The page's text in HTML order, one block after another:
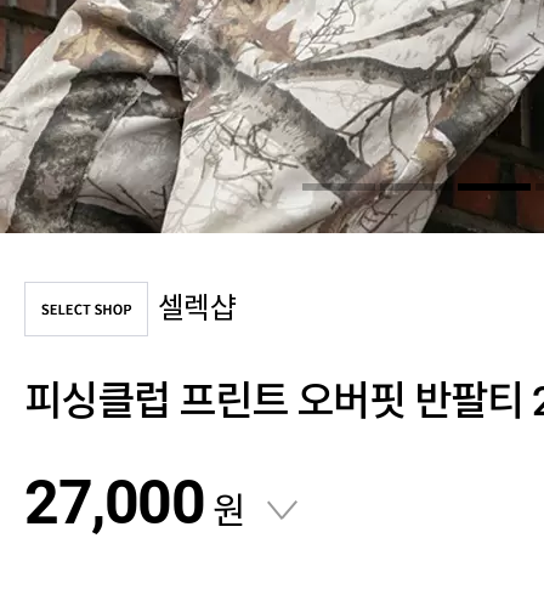
셀렉샵
피싱클럽 프린트 오버핏 반팔티
27,000 원